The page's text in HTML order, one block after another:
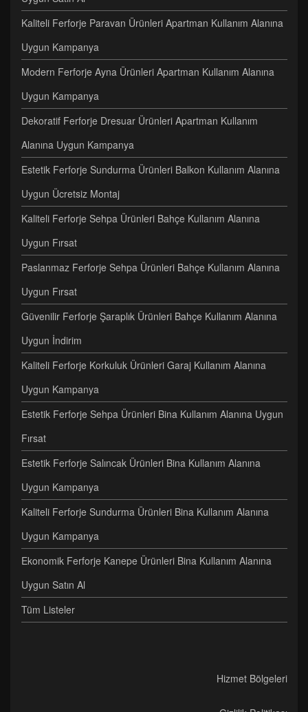
Kaliteli Ferforje Paravan Ürünleri Apartman Kullanım Alanına
Uygun Kampanya
Modern Ferforje Ayna Ürünleri Apartman Kullanım Alanına
Uygun Kampanya
Dekoratif Ferforje Dresuar Ürünleri Apartman Kullanım
Alanına Uygun Kampanya
Estetik Ferforje Sundurma Ürünleri Balkon Kullanım Alanına
Uygun Ücretsiz Montaj
Kaliteli Ferforje Sehpa Ürünleri Bahçe Kullanım Alanına
Uygun Fırsat
Paslanmaz Ferforje Sehpa Ürünleri Bahçe Kullanım Alanına
Uygun Fırsat
Güvenilir Ferforje Şaraplık Ürünleri Bahçe Kullanım Alanına
Uygun İndirim
Kaliteli Ferforje Korkuluk Ürünleri Garaj Kullanım Alanına
Uygun Kampanya
Estetik Ferforje Sehpa Ürünleri Bina Kullanım Alanına Uygun
Fırsat
Estetik Ferforje Salıncak Ürünleri Bina Kullanım Alanına
Uygun Kampanya
Kaliteli Ferforje Sundurma Ürünleri Bina Kullanım Alanına
Uygun Kampanya
Ekonomik Ferforje Kanepe Ürünleri Bina Kullanım Alanına
Uygun Satın Al
Tüm Listeler
Hizmet Bölgeleri